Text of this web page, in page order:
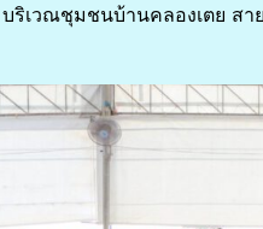
ริเวณชุมชนบ้านคลองเตย ส